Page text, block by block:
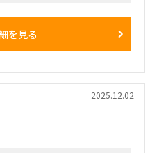
み込み、要点整理
を見る
2025.12.02